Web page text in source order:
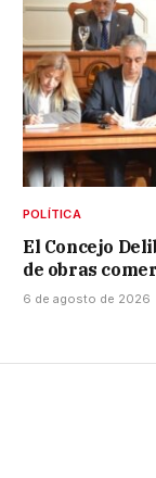
POLÍTICA
El Concejo
de obras
6 de agosto de 2026